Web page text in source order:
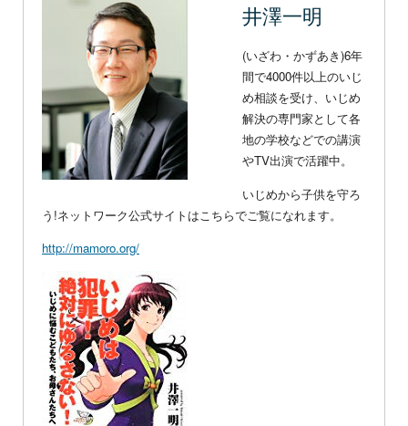
井澤一明
(いざわ・かずあき)6年
間で4000件以上のいじ
め相談を受け、いじめ
解決の専門家として各
地の学校などでの講演
やTV出演で活躍中。
いじめから子供を守ろ
う!ネットワーク公式サイトはこちらでご覧になれます。
http://mamoro.org/